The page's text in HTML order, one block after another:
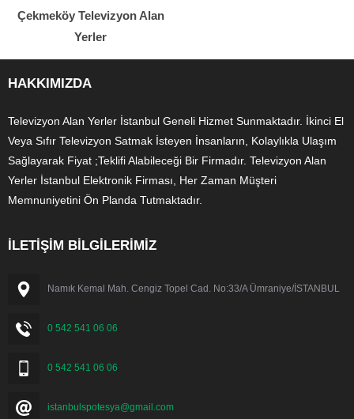
Çekmeköy Televizyon Alan
Yerler
HAKKIMIZDA
Televizyon Alan Yerler İstanbul Geneli Hizmet Sunmaktadır. İkinci El
Veya Sıfır Televizyon Satmak İsteyen İnsanların, Kolaylıkla Ulaşım
Sağlayarak Fiyat ;Teklifi Alabileceği Bir Firmadır. Televizyon Alan
Yerler İstanbul Elektronik Firması, Her Zaman Müşteri
Memnuniyetini Ön Planda Tutmaktadır.
İLETİŞİM BİLGİLERİMİZ
Namık Kemal Mah. Cengiz Topel Cad. No:33/A Ümraniye/İSTANBUL
0 542 541 06 06
0 542 541 06 06
istanbulspotesya@gmail.com